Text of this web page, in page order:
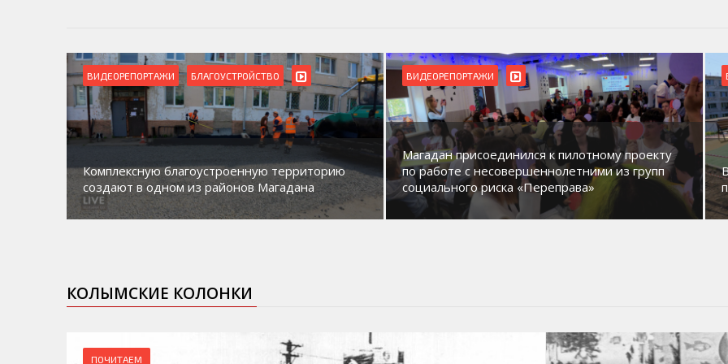
ВИДЕОРЕПОРТАЖИ БЛАГОУСТРОЙСТВО
Комплексную благоустроенную территорию
создают в одном из районов Магадана
ВИДЕОРЕПОРТАЖИ
Магадан присоединился к пилотному проекту
по работе с несовершеннолетними из групп
социального риска «Переправа»
КОЛЫМСКИЕ КОЛОНКИ
ПОЧИТАЕМ